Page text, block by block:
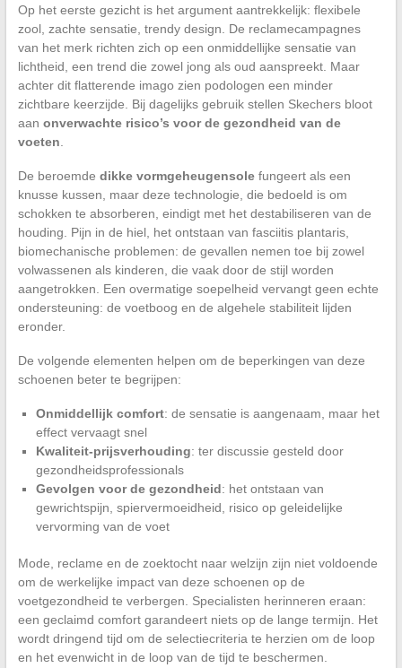
Op het eerste gezicht is het argument aantrekkelijk: flexibele
zool, zachte sensatie, trendy design. De reclamecampagnes
van het merk richten zich op een onmiddellijke sensatie van
lichtheid, een trend die zowel jong als oud aanspreekt. Maar
achter dit flatterende imago zien podologen een minder
zichtbare keerzijde. Bij dagelijks gebruik stellen Skechers bloot
aan onverwachte risico’s voor de gezondheid van de
voeten
De beroemde dikke vormgeheugensolefungeert als een
knusse kussen, maar deze technologie, die bedoeld is om
schokken te absorberen, eindigt met het destabiliseren van de
houding. Pijn in de hiel, het ontstaan van fasciitis plantaris,
biomechanische problemen: de gevallen nemen toe bij zowel
volwassenen als kinderen, die vaak door de stijl worden
aangetrokken. Een overmatige soepelheid vervangt geen echte
ondersteuning: de voetboog en de algehele stabiliteit lijden
eronder.
De volgende elementen helpen om de beperkingen van deze
schoenen beter te begrijpen:
Onmiddellijk comfort: de sensatie is aangenaam, maar het
effect vervaagt snel
Kwaliteit-prijsverhouding: ter discussie gesteld door
gezondheidsprofessionals
Gevolgen voor de gezondheid: het ontstaan van
gewrichtspijn, spiervermoeidheid, risico op geleidelijke
vervorming van de voet
Mode, reclame en de zoektocht naar welzijn zijn niet voldoende
om de werkelijke impact van deze schoenen op de
voetgezondheid te verbergen. Specialisten herinneren eraan:
een geclaimd comfort garandeert niets op de lange termijn. Het
wordt dringend tijd om de selectiecriteria te herzien om de loop
en het evenwicht in de loop van de tijd te beschermen.